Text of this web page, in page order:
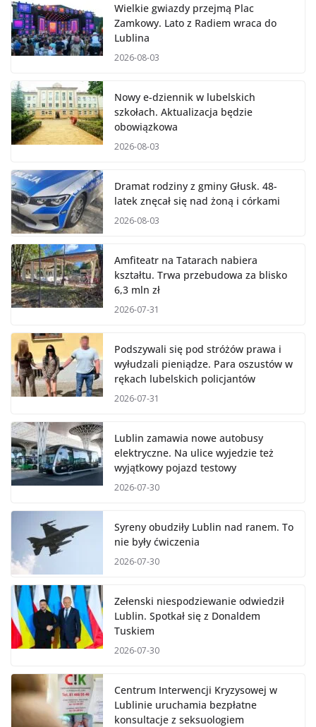
Wielkie gwiazdy przejmą Plac
Zamkowy. Lato z Radiem wraca do
Lublina
2026-08-03
Nowy e-dziennik w lubelskich
szkołach. Aktualizacja będzie
obowiązkowa
2026-08-03
Dramat rodziny z gminy Głusk. 48-
latek znęcał się nad żoną i córkami
2026-08-03
Amfiteatr na Tatarach nabiera
kształtu. Trwa przebudowa za blisko
6,3 mln zł
2026-07-31
Podszywali się pod stróżów prawa i
wyłudzali pieniądze. Para oszustów w
rękach lubelskich policjantów
2026-07-31
Lublin zamawia nowe autobusy
elektryczne. Na ulice wyjedzie też
wyjątkowy pojazd testowy
2026-07-30
Syreny obudziły Lublin nad ranem. To
nie były ćwiczenia
2026-07-30
Zełenski niespodziewanie odwiedził
Lublin. Spotkał się z Donaldem
Tuskiem
2026-07-30
Centrum Interwencji Kryzysowej w
Lublinie uruchamia bezpłatne
konsultacje z seksuologiem